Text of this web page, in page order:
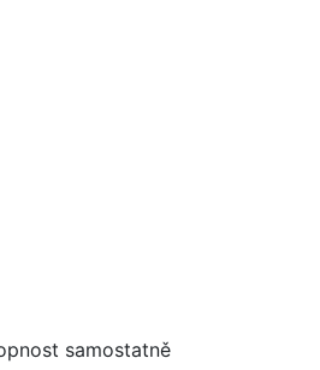
samostatně